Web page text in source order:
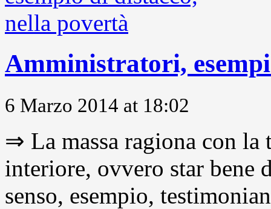
Amministratori,
6 Marzo 2014 at 18:02
⇒ La massa ragiona con
interiore, ovvero star
senso, esempio,